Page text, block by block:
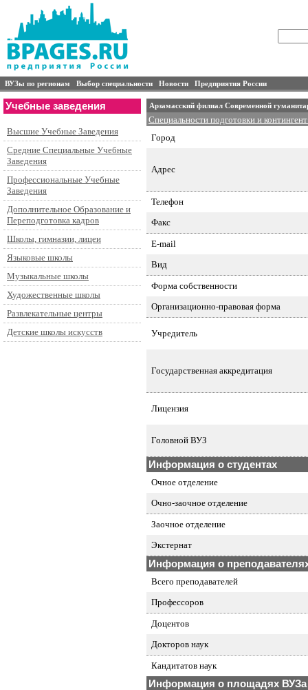
ВУЗы по регионам Выбор специальности Новости Предприятия России
Учебные заведения
Высшие Учебные Заведения
Средние Специальные Учебные
Заведения
Профессиональные Учебные
Заведения
Дополнительное Образование и
Переподготовка кадров
Школы, гимназии, лицеи
Языковые школы
Музыкальные школы
Художественные школы
Развлекательные центры
Детские школы искусств
Арзамасский филиал Современной
Специальности подготовки и
Город
Адрес
Телефон
Факс
E-mail
Вид
Форма собственности
Организационно-правовая форма
Учредитель
Государственная аккредитация
Лицензия
Головной ВУЗ
Информация о студентах
Очное отделение
Очно-заочное отделение
Заочное отделение
Экстернат
Информация о
Всего преподавателей
Профессоров
Доцентов
Докторов наук
Кандитатов наук
Информация о площадях ВУЗа